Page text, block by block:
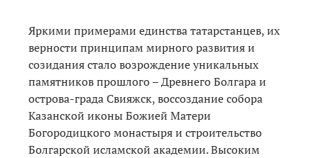
Яркими примерами единства татарстанцев, их
верности принципам мирного развития и
созидания стало возрождение уникальных
памятников прошлого – Древнего Болгара и
острова-града Свияжск, воссоздание собора
Казанской иконы Божией Матери
Богородицкого монастыря и строительство
Болгарской исламской академии. Высоким